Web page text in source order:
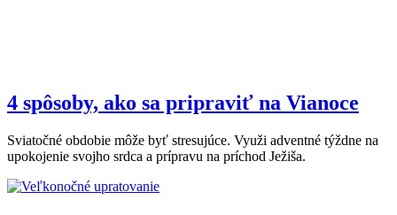
4 spôsoby, ako sa pripraviť na Vianoce
Sviatočné obdobie môže byť stresujúce. Využi adventné týždne na
upokojenie svojho srdca a prípravu na príchod Ježiša.